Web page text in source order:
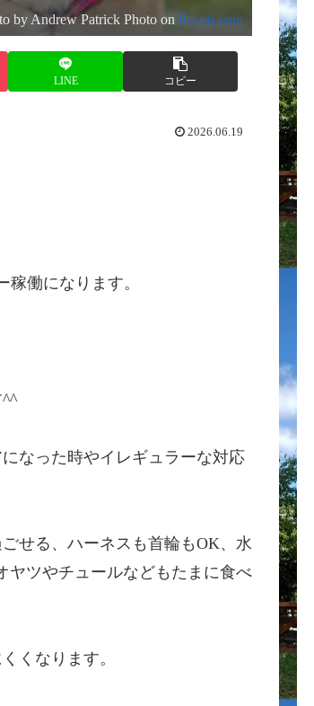
by Andrew Patrick Photo onPexels.com
LINE コピー
2026.06.19
働になります。
なった時やイレギュラーな対応
せる、ハーネスも首輪もOK、水
ヤツやチュールなどもたまに食べ
くなります。